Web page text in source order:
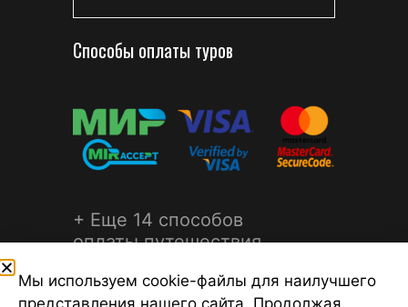
Способы оплаты туров
+ Еще 14 способов
оплаты путешествия
Мы используем cookie-файлы для наилучшего
представления нашего сайта. Продолжая